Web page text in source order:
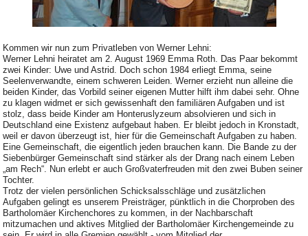
Kommen wir nun zum Privatleben von Werner Lehni:
Werner Lehni heiratet am 2. August 1969 Emma Roth. Das Paar bekommt
zwei Kinder: Uwe und Astrid. Doch schon 1984 erliegt Emma, seine
Seelenverwandte, einem schweren Leiden. Werner erzieht nun alleine die
beiden Kinder, das Vorbild seiner eigenen Mutter hilft ihm dabei sehr. Ohne
zu klagen widmet er sich gewissenhaft den familiären Aufgaben und ist
stolz, dass beide Kinder am Honteruslyzeum absolvieren und sich in
Deutschland eine Existenz aufgebaut haben. Er bleibt jedoch in Kronstadt,
weil er davon überzeugt ist, hier für die Gemeinschaft Aufgaben zu haben.
Eine Gemeinschaft, die eigentlich jeden brauchen kann. Die Bande zu der
Siebenbürger Gemeinschaft sind stärker als der Drang nach einem Leben
„am Rech“. Nun erlebt er auch Großvaterfreuden mit den zwei Buben seiner
Tochter.
Trotz der vielen persönlichen Schicksalsschläge und zusätzlichen
Aufgaben gelingt es unserem Preisträger, pünktlich in die Chorproben des
Bartholomäer Kirchenchores zu kommen, in der Nachbarschaft
mitzumachen und aktives Mitglied der Bartholomäer Kirchengemeinde zu